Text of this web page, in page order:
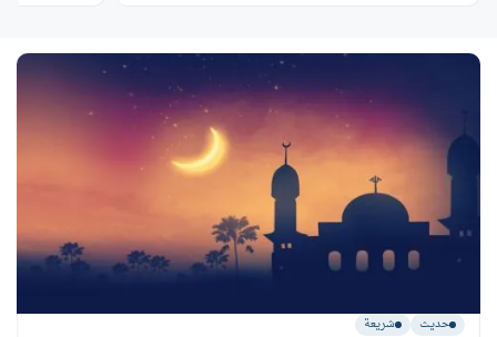
حديث شريعة